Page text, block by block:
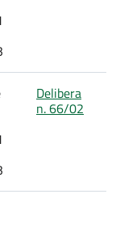
Delibera
n. 66/02